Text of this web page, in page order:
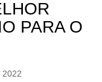
PARA O
2022